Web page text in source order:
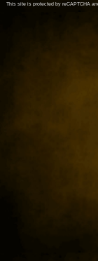
This site is protected by reCAPTCHA